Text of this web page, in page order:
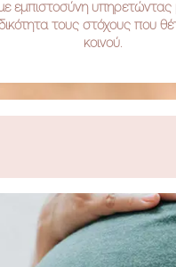
εμπιστοσύνη υπηρετώντας
τους στόχους που
κοινού.